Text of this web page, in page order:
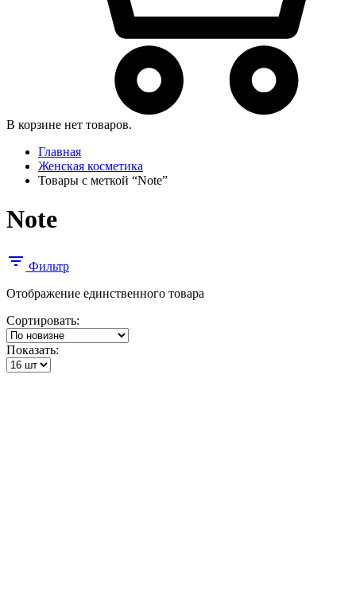
В корзине нет товаров.
Главная
Женская косметика
Товары с меткой “Note”
Note
Фильтр
Отображение единственного товара
Сортировать:
Показать: